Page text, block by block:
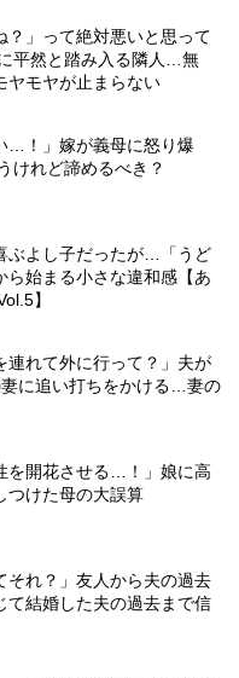
？」って絶対悪いと思って
平然と踏み入る隣人…無
ヤモヤが止まらない
…！」嫁が義母に怒り爆
けれど諦めるべき？
ぶよし子だったが…「うど
ら始まる小さな違和感【あ
】
連れて外に行って？」夫が
に追い打ちをかける…妻の
を開花させる…！」娘に高
つけた母の大誤算
それ？」友人から夫の過去
結婚した夫の過去まで信